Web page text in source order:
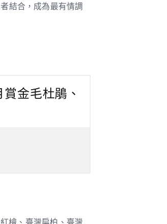
結合，成為最有情調
金毛杜鵑、